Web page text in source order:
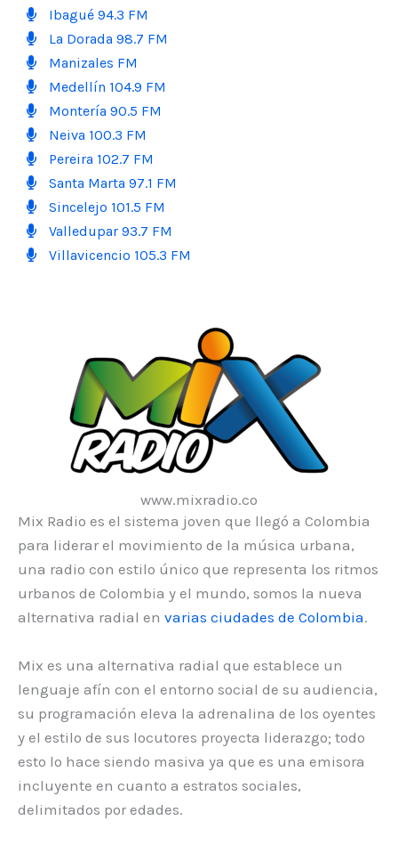
Ibagué 94.3 FM
La Dorada 98.7 FM
Manizales FM
Medellín 104.9 FM
Montería 90.5 FM
Neiva 100.3 FM
Pereira 102.7 FM
Santa Marta 97.1 FM
Sincelejo 101.5 FM
Valledupar 93.7 FM
Villavicencio 105.3 FM
www.mixradio.co
Mix Radio es el sistema joven que llegó a Colombia
para liderar el movimiento de la música urbana,
una radio con estilo único que representa los ritmos
urbanos de Colombia y el mundo, somos la nueva
alternativa radial en varias ciudades de Colombia.
Mix es una alternativa radial que establece un
lenguaje afín con el entorno social de su audiencia,
su programación eleva la adrenalina de los oyentes
y el estilo de sus locutores proyecta liderazgo; todo
esto lo hace siendo masiva ya que es una emisora
incluyente en cuanto a estratos sociales,
delimitados por edades.